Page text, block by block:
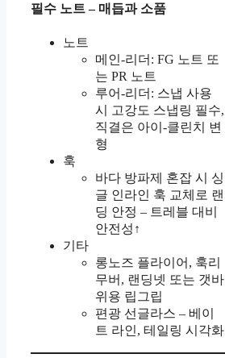
필수 노트 – 매듭과 소품
노트
메인-리더: FG 노트 또
는 PR 노트
루어-리더: 스냅 사용
시 고강도 스냅링 필수,
직결은 아이-클린치 변
형
훅
바다 방파제 혼잡 시 싱
글 인라인 훅 교체로 랜
딩 안정 – 트레블 대비
안전성↑
기타
롱노즈 플라이어, 훅리
무버, 랜딩넷 또는 갯바
위용 립그립
편광 선글라스 – 베이
트 라인, 테일링 시각화